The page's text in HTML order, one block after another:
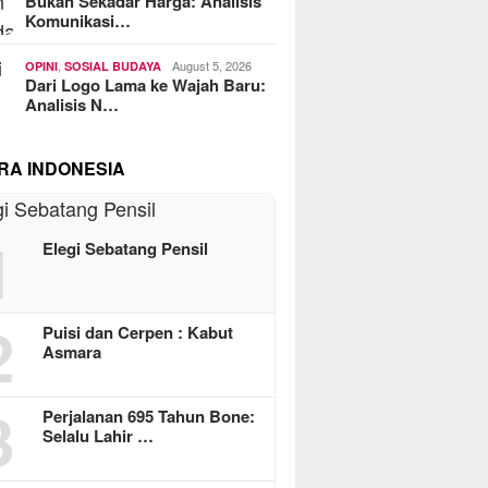
Komunikasi…
OPINI ,SOSIAL BUDAYA August 5, 2026
Dari Logo Lama ke Wajah Baru:
Analisis N…
INDONESIA
Elegi Sebatang Pensil
Puisi dan Cerpen : Kabut
Asmara
Perjalanan 695 Tahun Bone:
Selalu Lahir …